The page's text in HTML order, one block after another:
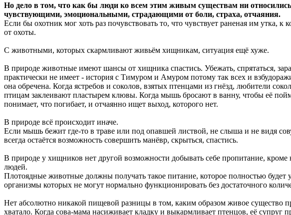
Но дело в том, что как бы люди ко всем этим живым существам ни
чувствующими, эмоциональными, страдающими от боли, страха, отчаяния.
Если бы охотник мог хоть раз почувствовать то, что чувствует раненая им утка, к
от охоты.
С животными, которых скармливают живьём хищникам, ситуация ещё хуже.
В природе животные имеют шансы от хищника спастись. Убежать, спрятаться,
практически не имеет - история с Тимуром и Амуром потому так всех и
она обречена. Когда ястребов и соколов, взятых птенцами из гнёзд, любители
птицам заклеивают пластырем клювы. Когда мышь бросают в ванну, чтобы её
понимает, что погибает, и отчаянно ищет выход, которого нет.
В природе всё происходит иначе.
Если мышь бежит где-то в траве или под опавшей листвой, не слыша и не видя
всегда остаётся возможность совершить манёвр, скрыться, спастись.
В природе у хищников нет другой возможности добывать себе пропитание,
людей.
Плотоядные животные должны получать такое питание, которое полностью
организмы которых не могут нормально функционировать без достаточного
Нет абсолютно никакой пищевой разницы в том, каким образом живое существо
хватало. Когда сова-мама насиживает кладку и выкармливает птенцов, её